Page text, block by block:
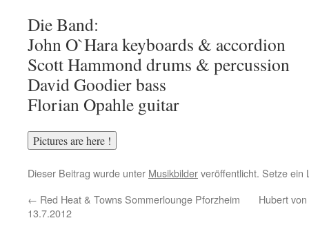
Die Band:
John O`Hara keyboards & accordion
Scott Hammond drums & percussion
David Goodier bass
Florian Opahle guitar
Dieser Beitrag wurde unter Musikbilderveröffentlicht. Setze
← Red Heat & Towns Sommerlounge Pforzheim
13.7.2012
Hubert